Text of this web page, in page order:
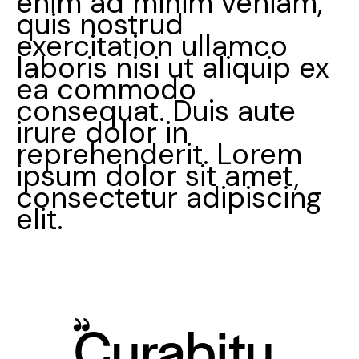
quis nostrud
exercitation ullamco
laboris nisi ut aliquip ex
ea commodo
consequat. Duis aute
irure dolor in
reprehenderit. Lorem
ipsum dolor sit amet,
consectetur adipiscing
elit.